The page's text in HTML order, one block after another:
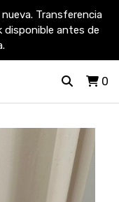
Transferencia
disponible antes de
0